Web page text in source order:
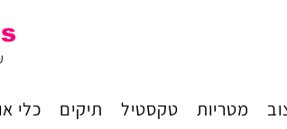
מטריות טקסטיל תיקים כלי